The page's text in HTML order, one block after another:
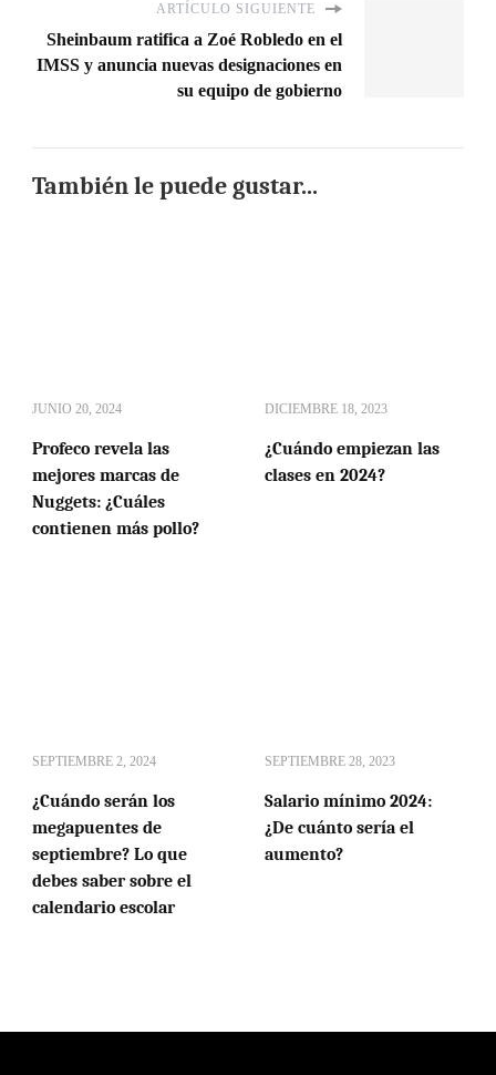
ARTÍCULO SIGUIENTE
Sheinbaum ratifica a Zoé Robledo en el
IMSS y anuncia nuevas designaciones en
su equipo de gobierno
También le puede gustar...
JUNIO 20, 2024
Profeco revela las
mejores marcas de
Nuggets: ¿Cuáles
contienen más pollo?
DICIEMBRE 18, 2023
¿Cuándo empiezan las
clases en 2024?
SEPTIEMBRE 2, 2024
¿Cuándo serán los
megapuentes de
septiembre? Lo que
debes saber sobre el
calendario escolar
SEPTIEMBRE 28, 2023
Salario mínimo 2024:
¿De cuánto sería el
aumento?